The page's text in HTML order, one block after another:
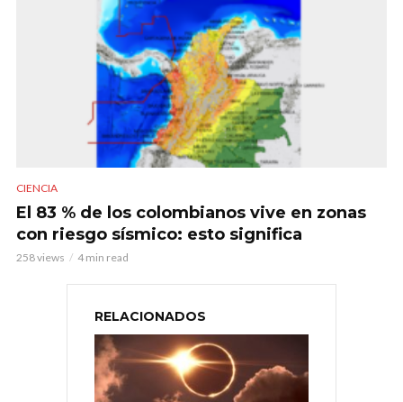
CIENCIA
El 83 % de los colombianos vive en zonas
con riesgo sísmico: esto significa
258 views 4 min read
RELACIONADOS